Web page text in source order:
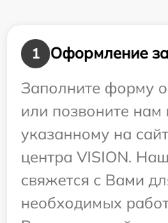
1
Оформление
Заполните форму
или позвоните нам
указанному на
центра VISION.
свяжется с Вами
необходимых